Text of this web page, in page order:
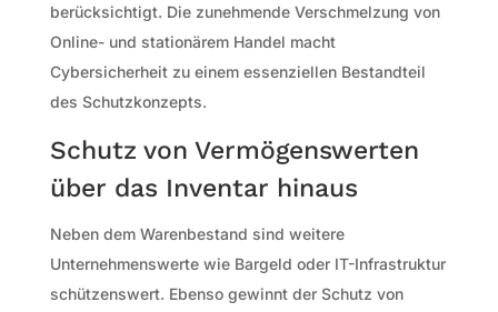
berücksichtigt. Die zunehmende Verschmelzung von
Online- und stationärem Handel macht
Cybersicherheit zu einem essenziellen Bestandteil
des Schutzkonzepts.
Schutz von Vermögenswerten
über das Inventar hinaus
Neben dem Warenbestand sind weitere
Unternehmenswerte wie Bargeld oder IT-Infrastruktur
schützenswert. Ebenso gewinnt der Schutz von